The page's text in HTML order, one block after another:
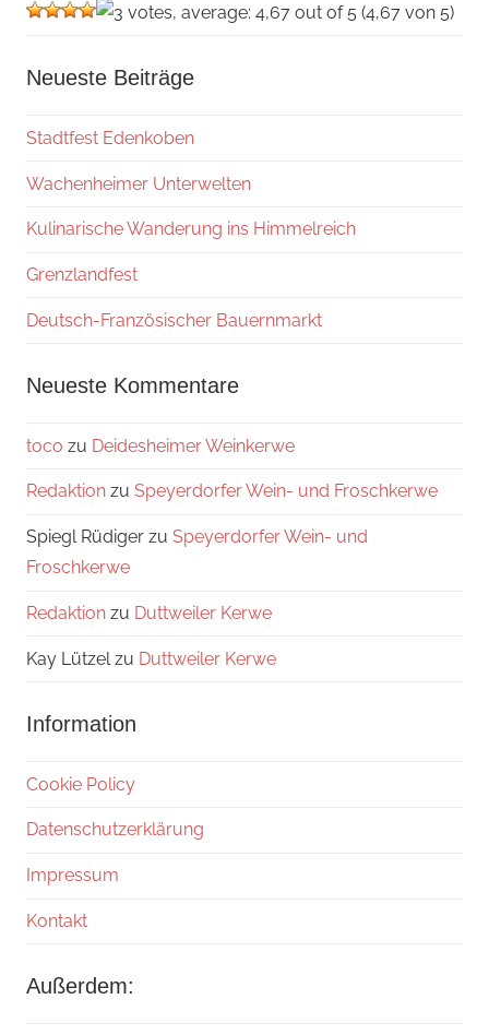
(4,67 von 5)
Neueste Beiträge
Stadtfest Edenkoben
Wachenheimer Unterwelten
Kulinarische Wanderung ins Himmelreich
Grenzlandfest
Deutsch-Französischer Bauernmarkt
Neueste Kommentare
toco zu Deidesheimer Weinkerwe
Redaktion zu Speyerdorfer Wein- und Froschkerwe
Spiegl Rüdiger zu Speyerdorfer Wein- und
Froschkerwe
Redaktion zu Duttweiler Kerwe
Kay Lützel zu Duttweiler Kerwe
Information
Cookie Policy
Datenschutzerklärung
Impressum
Kontakt
Außerdem: